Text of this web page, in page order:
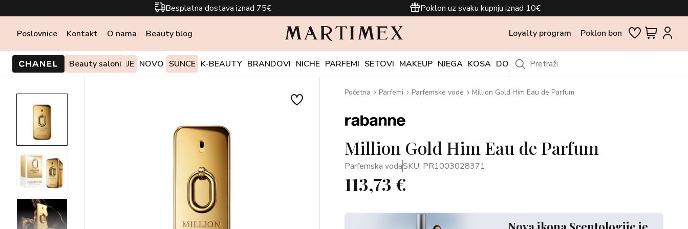
Besplatna dostava iznad 75€ Poklon uz svaku kupnju iznad 10€
Poslovnice Kontakt O nama Beauty blog Loyalty program Poklon bon
Beauty saloni
PONUDE I AKCIJE NOVO SUNCE K-BEAUTY BRANDOVI NICHE PARFEMI SETOVI MAKEUP NJEGA KOSA DODACI OUTLET
Početna Parfemi Parfemske vode Million Gold Him Eau de Parfum
Million Gold Him Eau de Parfum
Parfemska vodaSKU: PR1003028371
113,73 €